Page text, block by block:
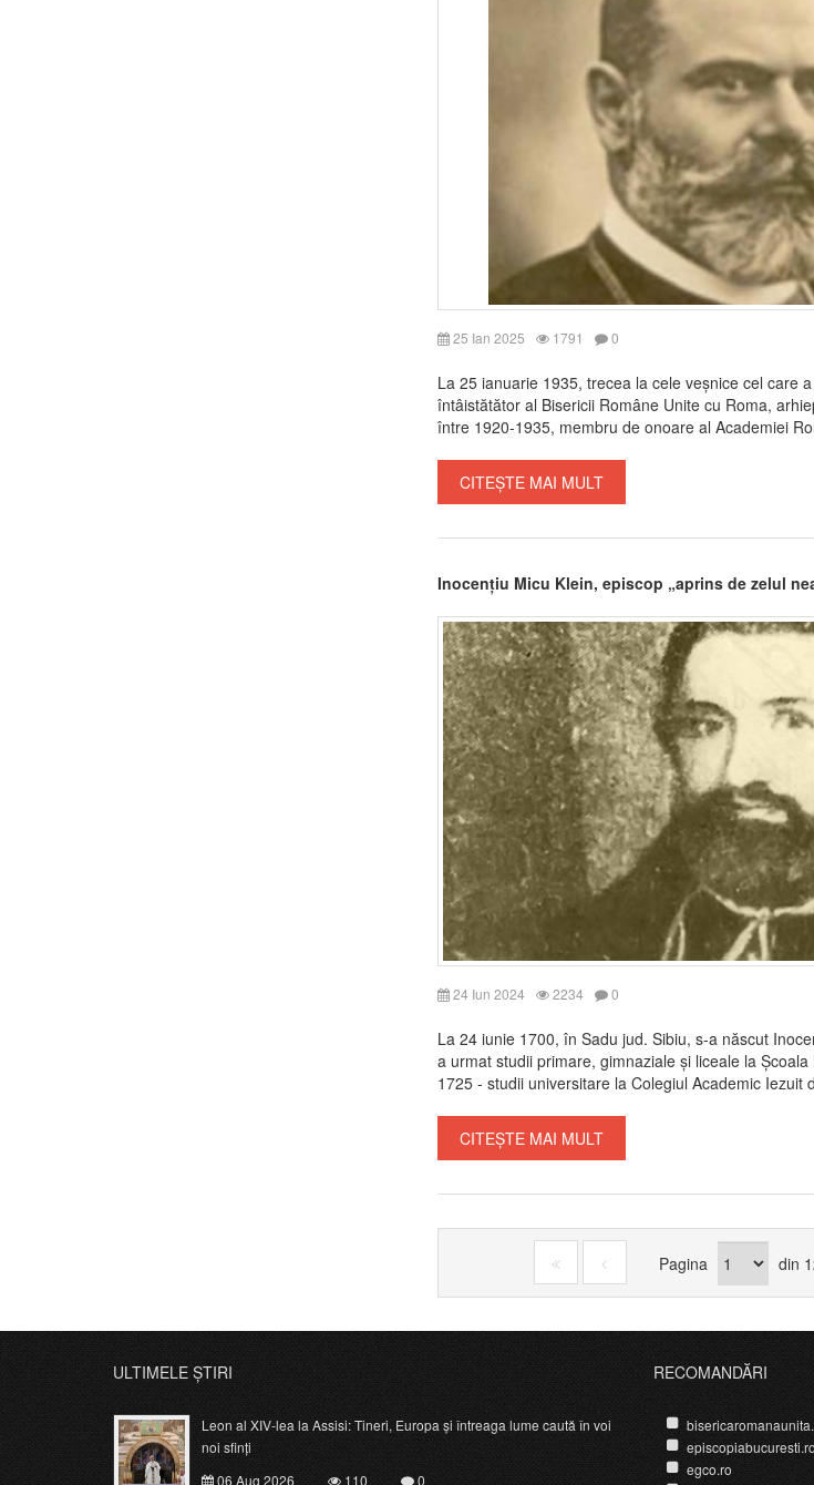
25 Ian 2025 1791 0
La 25 ianuarie 1935, trecea la cele veșnice cel care
întâistătător al Bisericii Române Unite cu Roma,
între 1920-1935, membru de onoare al Academiei
CITEȘTE MAI MULT
Inocențiu Micu Klein, episcop „aprins de zelul
24 Iun 2024 2234 0
La 24 iunie 1700, în Sadu jud. Sibiu, s-a născut
a urmat studii primare, gimnaziale și liceale la
1725 - studii universitare la Colegiul Academic Iezuit
CITEȘTE MAI MULT
Pagina din
ULTIMELE ȘTIRI
Leon al XIV-lea la Assisi: Tineri, Europa și întreaga lume caută în voi
noi sfinți
06 Aug 2026
110 0
RECOMANDĂRI
episcopiabucuresti.ro
egco.ro